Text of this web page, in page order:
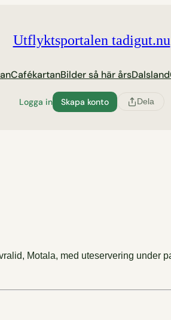
Utflyktsportalen tadigut.nu
CafékartanBilder så här årsDalsland
Logga in Skapa konto Dela